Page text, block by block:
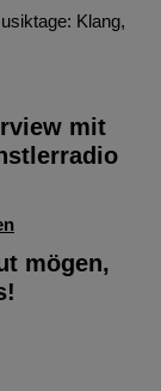
Klang,
mit
mögen,